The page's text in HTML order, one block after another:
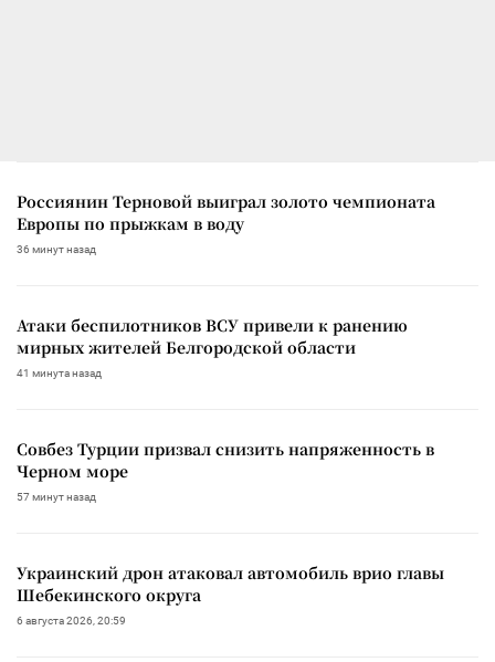
Россиянин Терновой выиграл золото чемпионата
Европы по прыжкам в воду
36 минут назад
Атаки беспилотников ВСУ привели к ранению
мирных жителей Белгородской области
41 минута назад
Совбез Турции призвал снизить напряженность в
Черном море
57 минут назад
Украинский дрон атаковал автомобиль врио главы
Шебекинского округа
6 августа 2026, 20:59